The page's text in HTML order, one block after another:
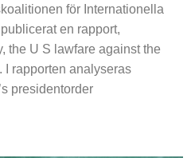
för Internationella
en rapport,
the U S lawfare against the
I rapporten analyseras
presidentorder